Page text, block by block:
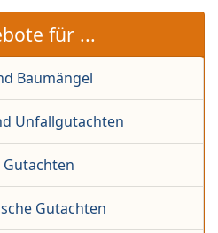
für ...
Baumängel
Unfallgutachten
Gutachten